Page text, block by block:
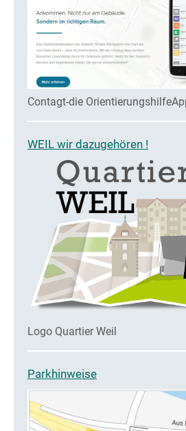
Contagt-die
WEIL wir dazugehören !
Logo Quartier Weil
Parkhinweise